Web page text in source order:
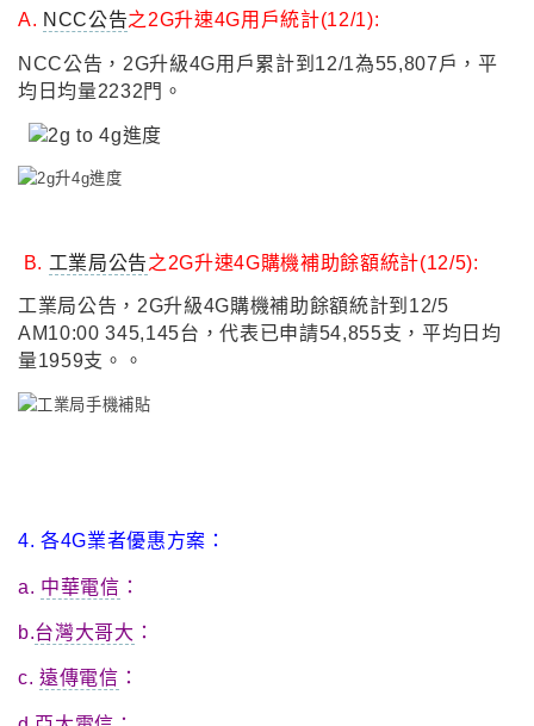
A. NCC公告之2G升速4G用戶統計(12/1):
NCC公告 ， 2G升級4G用戶累計到12/1為55,807戶 ，平
均日均量2232門 。
B. 工業局公告之2G升速4G購機補助餘額統計(12/5):
工業局公告 ， 2G升級4G購機補助餘額統計到12/5
AM10:00 345,145台 ，代表已申請54,855支 ，平均日均
量1959支 。 。
4. 各4G業者優惠方案：
a. 中華電信 ：
b.台灣大哥大 ：
c. 遠傳電信 ：